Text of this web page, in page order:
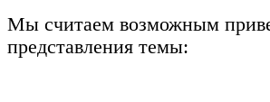
Мы считаем возможным
представления темы: